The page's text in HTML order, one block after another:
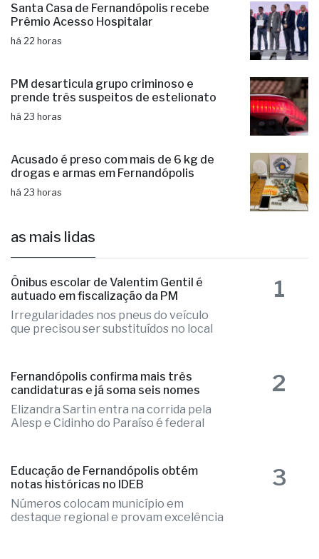
Santa Casa de Fernandópolis recebe
Prêmio Acesso Hospitalar
há 22 horas
PM desarticula grupo criminoso e
prende três suspeitos de estelionato
há 23 horas
Acusado é preso com mais de 6 kg de
drogas e armas em Fernandópolis
há 23 horas
as mais lidas
Ônibus escolar de Valentim Gentil é
autuado em fiscalização da PM
Irregularidades nos pneus do veículo
que precisou ser substituídos no local
1
Fernandópolis confirma mais três
candidaturas e já soma seis nomes
Elizandra Sartin entra na corrida pela
Alesp e Cidinho do Paraíso é federal
2
Educação de Fernandópolis obtém
notas históricas no IDEB
Números colocam município em
destaque regional e provam excelência
3